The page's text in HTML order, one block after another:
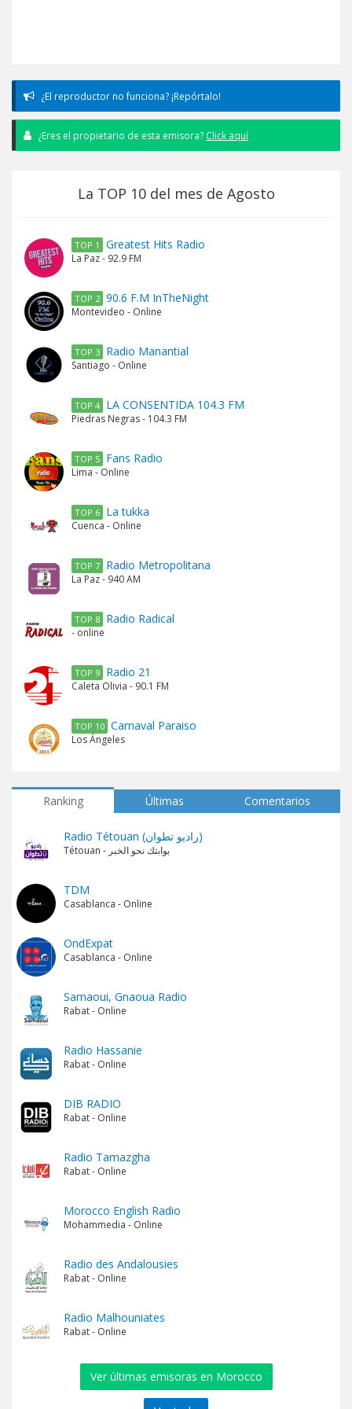
¿El reproductor no funciona? ¡Repórtalo!
¿Eres el propietario de esta emisora? Click aquí
La TOP 10 del mes de Agosto
TOP 1 Greatest Hits Radio
La Paz - 92.9 FM
TOP 2 90.6 F.M InTheNight
Montevideo - Online
TOP 3 Radio Manantial
Santiago - Online
TOP 4 LA CONSENTIDA 104.3 FM
Piedras Negras - 104.3 FM
TOP 5 Fans Radio
Lima - Online
TOP 6 La tukka
Cuenca - Online
TOP 7 Radio Metropolitana
La Paz - 940 AM
TOP 8 Radio Radical
- online
TOP 9 Radio 21
Caleta Olivia - 90.1 FM
TOP 10 Carnaval Paraiso
Los Ángeles
Ranking Últimas Comentarios
Radio Tétouan (راديو تطوان)
Tétouan - بوابتك نحو الخبر
TDM
Casablanca - Online
OndExpat
Casablanca - Online
Samaoui, Gnaoua Radio
Rabat - Online
Radio Hassanie
Rabat - Online
DIB RADIO
Rabat - Online
Radio Tamazgha
Rabat - Online
Morocco English Radio
Mohammedia - Online
Radio des Andalousies
Rabat - Online
Radio Malhouniates
Rabat - Online
Ver últimas emisoras en Morocco